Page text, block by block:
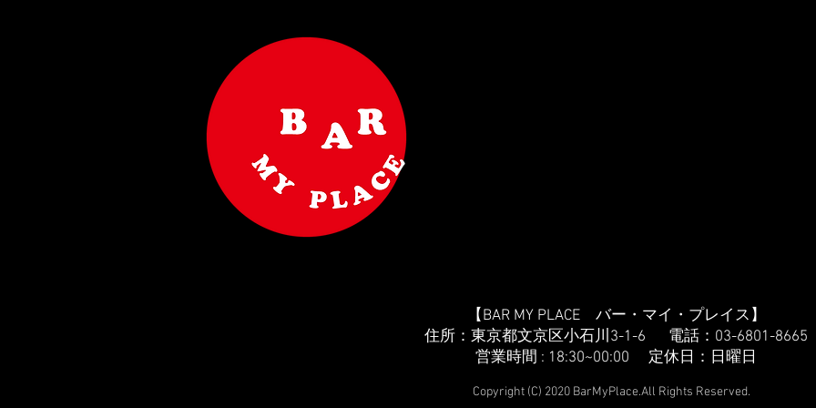
【BAR MY PLACE バー・マイ・プレイス】
住所：東京都文京区小石川3-1-6 電話：03-6801-8665
営業時間 : 18:30~00:00 定休日：日曜日
Copyright (C) 2020 BarMyPlace.All Rights Reserved.